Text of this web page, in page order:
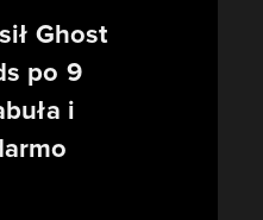
Ghost
po 9
i